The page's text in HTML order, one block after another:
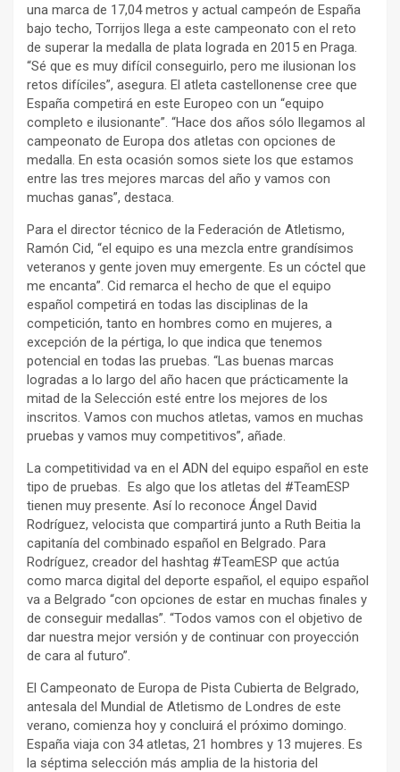
una marca de 17,04 metros y actual campeón de España
bajo techo, Torrijos llega a este campeonato con el reto
de superar la medalla de plata lograda en 2015 en Praga.
“Sé que es muy difícil conseguirlo, pero me ilusionan los
retos difíciles”, asegura. El atleta castellonense cree que
España competirá en este Europeo con un “equipo
completo e ilusionante”. “Hace dos años sólo llegamos al
campeonato de Europa dos atletas con opciones de
medalla. En esta ocasión somos siete los que estamos
entre las tres mejores marcas del año y vamos con
muchas ganas”, destaca.
Para el director técnico de la Federación de Atletismo,
Ramón Cid, “el equipo es una mezcla entre grandísimos
veteranos y gente joven muy emergente. Es un cóctel que
me encanta”. Cid remarca el hecho de que el equipo
español competirá en todas las disciplinas de la
competición, tanto en hombres como en mujeres, a
excepción de la pértiga, lo que indica que tenemos
potencial en todas las pruebas. “Las buenas marcas
logradas a lo largo del año hacen que prácticamente la
mitad de la Selección esté entre los mejores de los
inscritos. Vamos con muchos atletas, vamos en muchas
pruebas y vamos muy competitivos”, añade.
La competitividad va en el ADN del equipo español en este
tipo de pruebas. Es algo que los atletas del #TeamESP
tienen muy presente. Así lo reconoce Ángel David
Rodríguez, velocista que compartirá junto a Ruth Beitia la
capitanía del combinado español en Belgrado. Para
Rodríguez, creador del hashtag #TeamESP que actúa
como marca digital del deporte español, el equipo español
va a Belgrado “con opciones de estar en muchas finales y
de conseguir medallas”. “Todos vamos con el objetivo de
dar nuestra mejor versión y de continuar con proyección
de cara al futuro”.
El Campeonato de Europa de Pista Cubierta de Belgrado,
antesala del Mundial de Atletismo de Londres de este
verano, comienza hoy y concluirá el próximo domingo.
España viaja con 34 atletas, 21 hombres y 13 mujeres. Es
la séptima selección más amplia de la historia del